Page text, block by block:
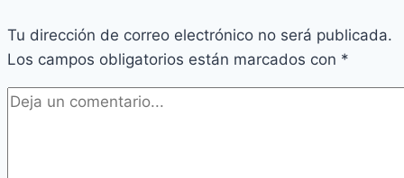
Tu dirección de correo electrónico no será publicada.
Los campos obligatorios están marcados con *